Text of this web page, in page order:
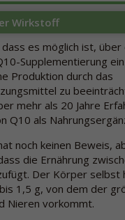
Wirkstoff
es möglich ist, über
Supplementierung
Produktion durch das
zu
mehr als 20 Jahre
Q10 als
noch keinen Beweis,
die Ernährung
Der Körper selbst
1,5 g, von dem der
Nieren vorkommt.